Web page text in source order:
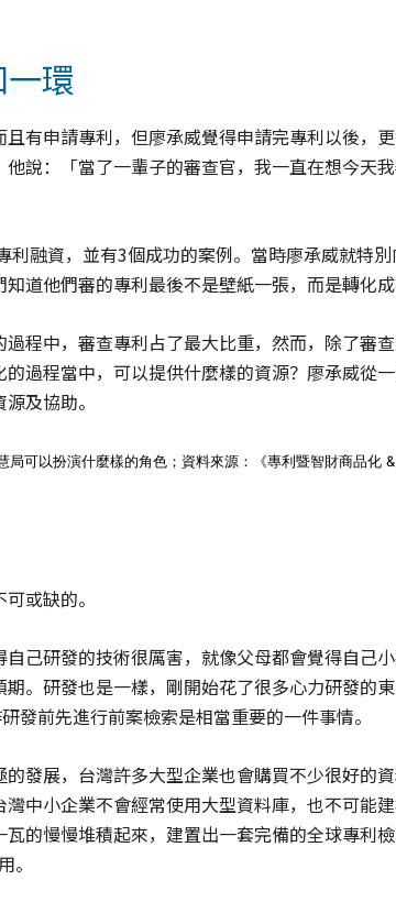
環
有申請專利，但廖承威覺得申請完專利以後，
說：「當了一輩子的審查官，我一直在想今天
利融資，並有3個成功的案例。當時廖承威就特
道他們審的專利最後不是壁紙一張，而是轉化成
程中，審查專利占了最大比重，然而，除了審
過程當中，可以提供什麼樣的資源？廖承威從
及協助。
局可以扮演什麼樣的角色；資料來源：《專利暨智財商品化
或缺的。
己研發的技術很厲害，就像父母都會覺得自己
。研發也是一樣，剛開始花了很多心力研發的
發前先進行前案檢索是相當重要的一件事情。
發展，台灣許多大型企業也會購買不少很好的
中小企業不會經常使用大型資料庫，也不可能
的慢慢堆積起來，建置出一套完備的全球專利
。